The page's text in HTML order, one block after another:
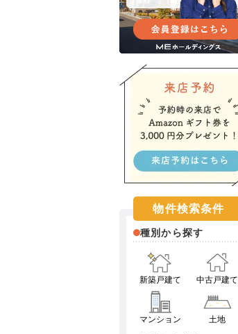
物件検索条件
種別から探す
新築戸建て 中古戸建て
マンション 土地